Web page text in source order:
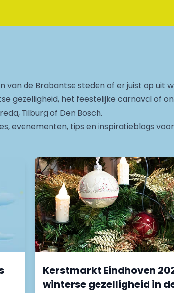
de Brabantse steden of er juist op uit
gezelligheid, het feestelijke carnaval of
Tilburg of Den Bosch.
evenementen, tips en inspiratieblogs
Kerstmarkt Eindhoven
winterse gezelligheid in